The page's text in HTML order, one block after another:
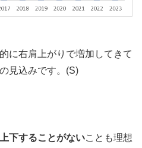
に右肩上がりで増加してきて
見込みです。(S)
下することがないことも理想